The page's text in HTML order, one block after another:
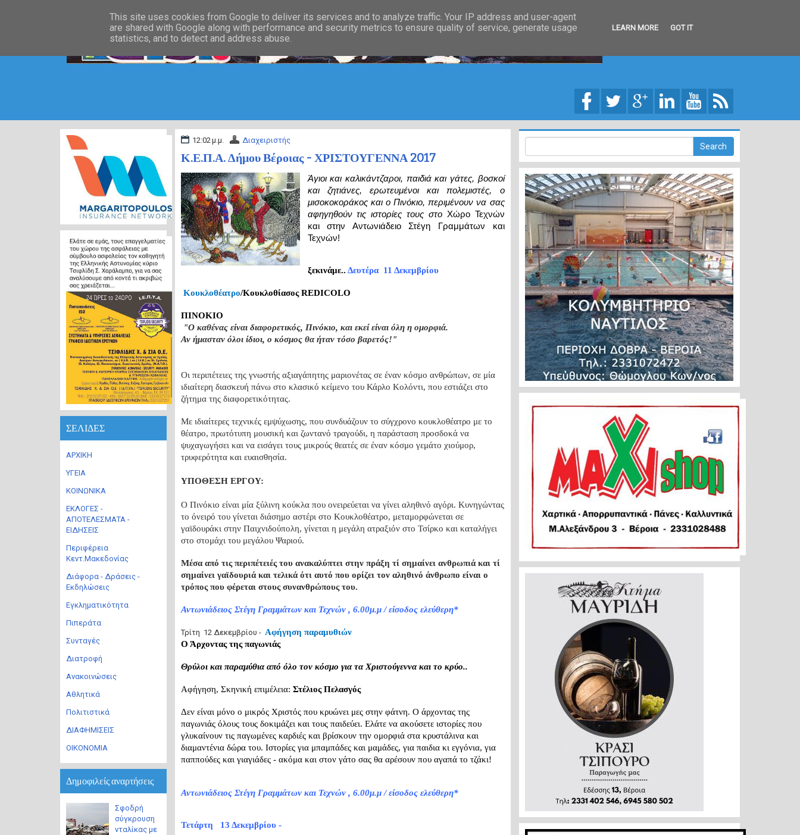
12:02 μ.μ. Διαχειριστής
Κ.Ε.Π.Α. Δήμου Βέροιας - ΧΡΙΣΤΟΥΓΕΝΝΑ 2017
Άγιοι και καλικάντζαροι, παιδιά και γάτες, βοσκοί
και ζητιάνες, ερωτευμένοι και πολεμιστές, ο
μισοκοκοράκος και ο Πινόκιο, περιμένουν να σας
αφηγηθούν τις ιστορίες τους στο Χώρο Τεχνών
και στην Αντωνιάδειο Στέγη Γραμμάτων και
Τεχνών!
ξεκινάμε.. Δευτέρα 11 Δεκεμβρίου
Κουκλοθέατρο/Κουκλοθίασος REDICOLO
ΠΙΝΟΚΙΟ
"Ο καθένας είναι διαφορετικός, Πινόκιο, και εκεί είναι όλη η ομορφιά.
Αν ήμασταν όλοι ίδιοι, ο κόσμος θα ήταν τόσο βαρετός!"
Οι περιπέτειες της γνωστής αξιαγάπητης μαριονέτας σε έναν κόσμο ανθρώπων, σε μία
ιδιαίτερη διασκευή πάνω στο κλασικό κείμενο του Κάρλο Κολόντι, που εστιάζει στο
ζήτημα της διαφορετικότητας.
Με ιδιαίτερες τεχνικές εμψύχωσης, που συνδυάζουν το σύγχρονο κουκλοθέατρο με το
θέατρο, πρωτότυπη μουσική και ζωντανό τραγούδι, η παράσταση προσδοκά να
ψυχαγωγήσει και να εισάγει τους μικρούς θεατές σε έναν κόσμο γεμάτο χιούμορ,
τρυφερότητα και ευαισθησία.
ΥΠΟΘΕΣΗ ΕΡΓΟΥ:
Ο Πινόκιο είναι μία ξύλινη κούκλα που ονειρεύεται να γίνει αληθινό αγόρι. Κυνηγώντας
το όνειρό του γίνεται διάσημο αστέρι στο Κουκλοθέατρο, μεταμορφώνεται σε
γαϊδουράκι στην Παιχνιδούπολη, γίνεται η μεγάλη ατραξιόν στο Τσίρκο και καταλήγει
στο στομάχι του μεγάλου Ψαριού.
Μέσα από τις περιπέτειές του ανακαλύπτει στην πράξη τί σημαίνει ανθρωπιά και τί
σημαίνει γαϊδουριά και τελικά ότι αυτό που ορίζει τον αληθινό άνθρωπο είναι ο
τρόπος που φέρεται στους συνανθρώπους του.
Αντωνιάδειος Στέγη Γραμμάτων και Τεχνών , 6.00μ.μ / είσοδος ελεύθερη*
Τρίτη 12 Δεκεμβρίου - Αφήγηση παραμυθιών
Ο Άρχοντας της παγωνιάς
Θρύλοι και παραμύθια από όλο τον κόσμο για τα Χριστούγεννα και το κρύο..
Αφήγηση, Σκηνική επιμέλεια: Στέλιος Πελασγός
Δεν είναι μόνο ο μικρός Χριστός που κρυώνει μες στην φάτνη. Ο άρχοντας της
παγωνιάς όλους τους δοκιμάζει και τους παιδεύει. Ελάτε να ακούσετε ιστορίες που
γλυκαίνουν τις παγωμένες καρδιές και βρίσκουν την ομορφιά στα κρυστάλινα και
διαμαντένια δώρα του. Ιστορίες για μπαμπάδες και μαμάδες, για παιδια κι εγγόνια, για
παππούδες και γιαγιάδες - ακόμα και στον γάτο σας θα αρέσουν που αγαπά το τζάκι!
Αντωνιάδειος Στέγη Γραμμάτων και Τεχνών , 6.00μ.μ / είσοδος ελεύθερη*
Τετάρτη 13 Δεκεμβρίου-
ΣΕΛΙΔΕΣ
ΑΡΧΙΚΗ
ΥΓΕΙΑ
ΚΟΙΝΩΝΙΚΑ
ΕΚΛΟΓΕΣ -
ΑΠΟΤΕΛΕΣΜΑΤΑ -
ΕΙΔΗΣΕΙΣ
Περιφέρεια
Κεντ.Μακεδονίας
Διάφορα - Δράσεις -
Εκδηλώσεις
Εγκληματικότητα
Πιπεράτα
Συνταγές
Διατροφή
Ανακοινώσεις
Αθλητικά
Πολιτιστικά
ΔΙΑΦΗΜΙΣΕΙΣ
ΟΙΚΟΝΟΜΙΑ
Δημοφιλείς αναρτήσεις
Σφοδρή
σύγκρουση
νταλίκας με
This site uses cookies from Google to deliver its services and to analyze traffic. Your IP address and user-agent
are shared with Google along with performance and security metrics to ensure quality of service, generate usage
statistics, and to detect and address abuse.
LEARN MORE GOT IT